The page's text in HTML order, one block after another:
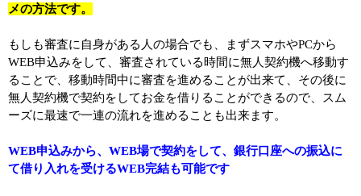
メの方法です。
もしも審査に自身がある人の場合でも、まずスマホやPCから
WEB申込みをして、審査されている時間に無人契約機へ移動す
ることで、移動時間中に審査を進めることが出来て、その後に
無人契約機で契約をしてお金を借りることができるので、スム
ーズに最速で一連の流れを進めることも出来ます。
WEB申込みから、WEB場で契約をして、銀行口座への振込に
て借り入れを受けるWEB完結も可能です